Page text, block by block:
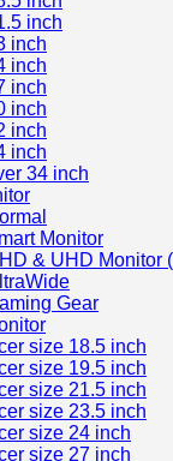
inch
inch
inch
inch
inch
inch
inch
34 inch
Monitor
& UHD Monitor
Gear
size 18.5 inch
size 19.5 inch
size 21.5 inch
size 23.5 inch
size 24 inch
size 27 inch